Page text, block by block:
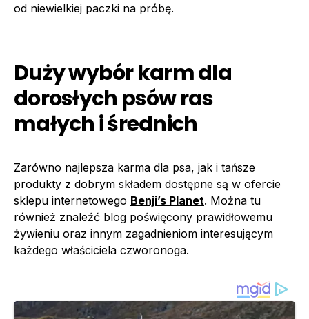
od niewielkiej paczki na próbę.
Duży wybór karm dla
dorosłych psów ras
małych i średnich
Zarówno najlepsza karma dla psa, jak i tańsze
produkty z dobrym składem dostępne są w ofercie
sklepu internetowego Benji’s Planet. Można tu
również znaleźć blog poświęcony prawidłowemu
żywieniu oraz innym zagadnieniom interesującym
każdego właściciela czworonoga.